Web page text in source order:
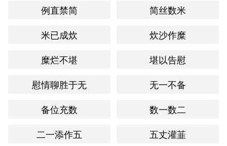
例直禁简
简丝数米
米已成炊
炊沙作糜
糜烂不堪
堪以告慰
慰情聊胜于无
无一不备
备位充数
数一数二
二一添作五
五丈灌韮